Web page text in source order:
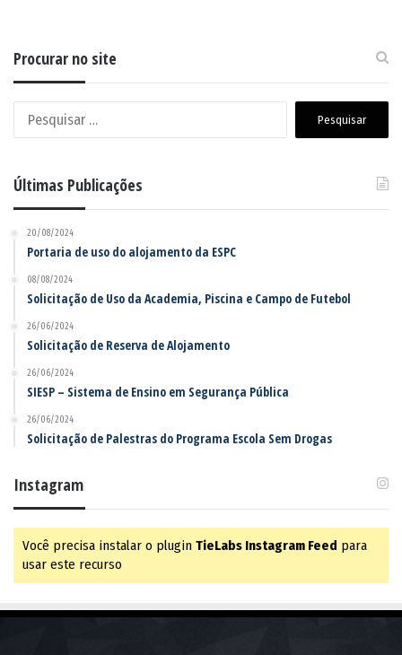
Procurar no site
Últimas Publicações
20/08/2024
Portaria de uso do alojamento da ESPC
08/08/2024
Solicitação de Uso da Academia, Piscina e Campo de Futebol
26/06/2024
Solicitação de Reserva de Alojamento
26/06/2024
SIESP – Sistema de Ensino em Segurança Pública
26/06/2024
Solicitação de Palestras do Programa Escola Sem Drogas
Instagram
Você precisa instalar o plugin TieLabs Instagram Feed para
usar este recurso